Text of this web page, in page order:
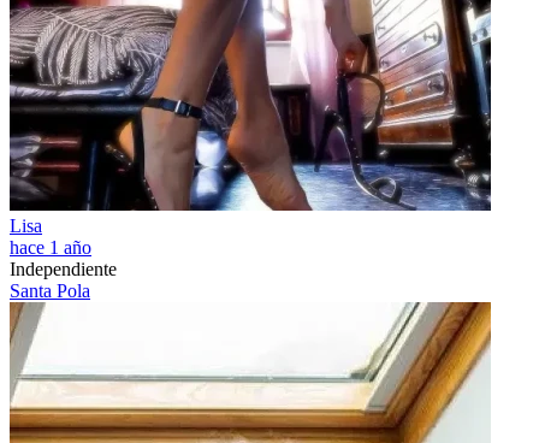
Lisa
hace 1 año
Independiente
Santa Pola